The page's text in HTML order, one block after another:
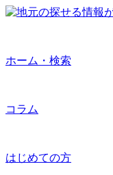
ホーム・検索
コラム
はじめての方